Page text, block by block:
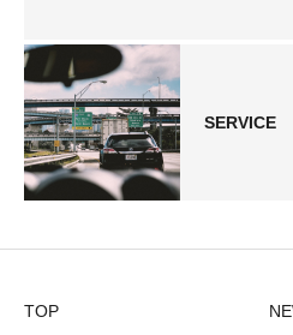
SERVICE
TOP